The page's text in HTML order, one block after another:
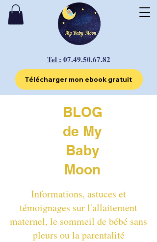
Tel : 07.49.50.67.82
Télécharger mon ebook gratuit
BLOG
de My
Baby
Moon
Informations, astuces et
témoignages sur l'allaitement
maternel, le sommeil de bébé sans
pleurs ou la parentalité